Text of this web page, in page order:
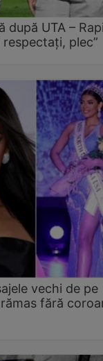
după UTA –
plec”
vechi de pe
fără